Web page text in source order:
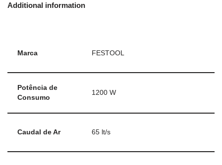
Additional information
Marca FESTOOL
Potência de
Consumo
1200 W
Caudal de Ar 65 lt/s